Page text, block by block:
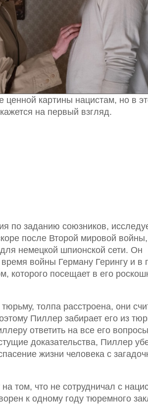
ценной картины нацистам, но в
на первый взгляд.
по заданию союзников,
после Второй мировой войны,
немецкой шпионской сети. Он
войны Герману Герингу и в
которого посещает в его
толпа расстроена, они
Пиллер забирает его из
ответить на все его
доказательства, Пиллер
жизни человека с
том, что не сотрудничал с
к одному году тюремного